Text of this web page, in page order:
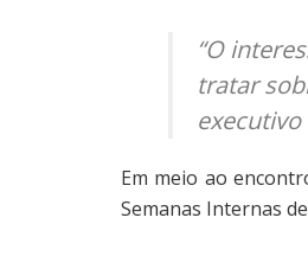
“O
tratar
Em meio ao
Semanas Internas